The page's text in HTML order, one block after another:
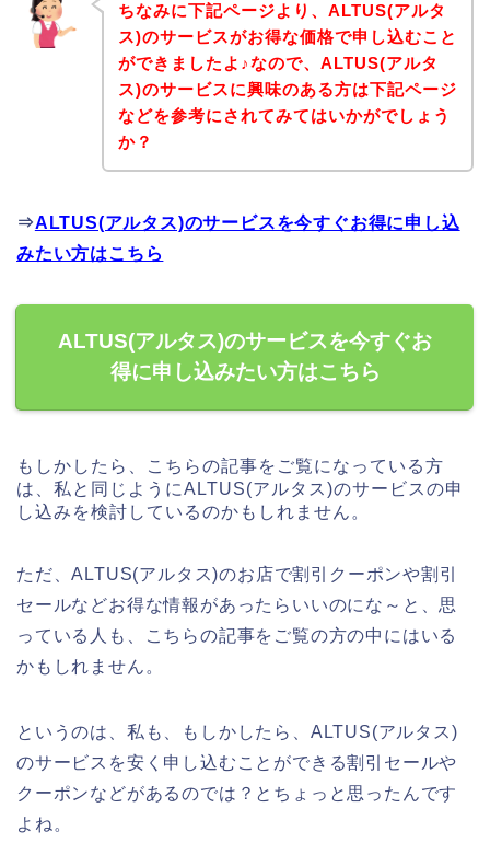
ちなみに下記ページより、ALTUS(アルタ
ス)のサービスがお得な価格で申し込むこと
ができましたよ♪なので、ALTUS(アルタ
ス)のサービスに興味のある方は下記ページ
などを参考にされてみてはいかがでしょう
か？
⇒ALTUS(アルタス)のサービスを今すぐお得に申し込
みたい方はこちら
ALTUS(アルタス)のサービスを今すぐお
得に申し込みたい方はこちら
もしかしたら、こちらの記事をご覧になっている方
は、私と同じようにALTUS(アルタス)のサービスの申
し込みを検討しているのかもしれません。
ただ、ALTUS(アルタス)のお店で割引クーポンや割引
セールなどお得な情報があったらいいのにな～と、思
っている人も、こちらの記事をご覧の方の中にはいる
かもしれません。
というのは、私も、もしかしたら、ALTUS(アルタス)
のサービスを安く申し込むことができる割引セールや
クーポンなどがあるのでは？とちょっと思ったんです
よね。